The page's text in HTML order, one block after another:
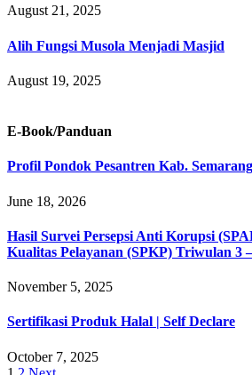
August 21, 2025
Alih Fungsi Musola Menjadi Masjid
August 19, 2025
E-Book/Panduan
Profil Pondok Pesantren Kab.
June 18, 2026
Hasil Survei Persepsi Anti Korupsi
Kualitas Pelayanan (SPKP) Triwulan 3
November 5, 2025
Sertifikasi Produk Halal | Self Declare
October 7, 2025